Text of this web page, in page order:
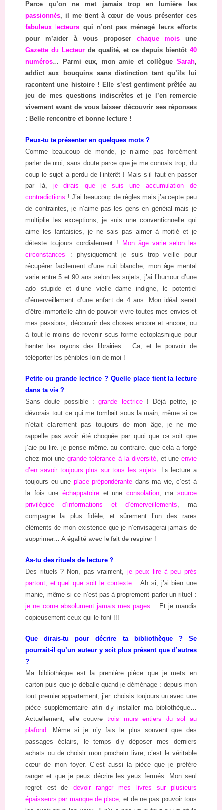
Parce qu’on ne met jamais trop en lumière les
passionnés, il me tient à cœur de vous présenter ces
fabuleux lecteurs qui n’ont pas ménagé leurs efforts
pour m’aider à vous proposer chaque moisune
Gazette du Lecteurde qualité, et ce depuis bientôt 40
numéros… Parmi eux, mon amie et collègue Sarah,
addict aux bouquins sans distinction tant qu’ils lui
racontent une histoire ! Elle s’est gentiment prêtée au
jeu de mes questions indiscrètes et je l’en remercie
vivement avant de vous laisser découvrir ses réponses
: Belle rencontre et bonne lecture !
Peux-tu te présenter en quelques mots ?
Comme beaucoup de monde, je n’aime pas forcément
parler de moi, sans doute parce que je me connais trop, du
coup le sujet a perdu de l’intérêt ! Mais s’il faut en passer
par là, je dirais que je suis une accumulation de
contradictions ! J’ai beaucoup de règles mais j’accepte peu
de contraintes, je n’aime pas les gens en général mais je
multiplie les exceptions, je suis une conventionnelle qui
aime les fantaisies, je ne sais pas aimer à moitié et je
déteste toujours cordialement !
Mon âge varie selon les
circonstances : physiquement je suis trop vieille pour
récupérer facilement d’une nuit blanche, mon âge mental
varie entre 5 et 90 ans selon les sujets, j’ai l’humour d’une
ado stupide et d’une vielle dame indigne, le potentiel
d’émerveillement d’une enfant de 4 ans. Mon idéal serait
d’être immortelle afin de pouvoir vivre toutes mes envies et
mes passions, découvrir des choses encore et encore, ou
à tout le moins de revenir sous forme ectoplasmique pour
hanter les rayons des librairies… Ca, et le pouvoir de
téléporter les pénibles loin de moi !
Petite ou grande lectrice ? Quelle place tient la lecture
dans ta vie ?
Sans doute possible :grande lectrice! Déjà petite, je
dévorais tout ce qui me tombait sous la main, même si ce
n’était clairement pas toujours de mon âge, je ne me
rappelle pas avoir été choquée par quoi que ce soit que
j’aie pu lire, je pense même, au contraire, que cela a forgé
chez moi une grande tolérance à la diversité, et une envie
d’en savoir toujours plus sur tous les sujets. La lecture a
toujours eu une place prépondérante dans ma vie, c’est à
la fois une échappatoireet une consolation, ma source
privilégiée d’informations et d’émerveillements, ma
compagne la plus fidèle, et sûrement l’un des rares
éléments de mon existence que je n’envisagerai jamais de
supprimer… A égalité avec le fait de respirer !
As-tu des rituels de lecture ?
Des rituels ? Non, pas vraiment, je peux lire à peu près
partout, et quel que soit le contexte… Ah si, j’ai bien une
manie, même si ce n’est pas à proprement parler un rituel :
je ne corne absolument jamais mes pages… Et je maudis
copieusement ceux qui le font !!!
Que dirais-tu pour décrire ta bibliothèque ? Se
pourrait-il qu’un auteur y soit plus présent que d’autres
?
Ma bibliothèque est la première pièce que je mets en
carton puis que je déballe quand je déménage : depuis mon
tout premier appartement, j’en choisis toujours un avec une
pièce supplémentaire afin d’y installer ma bibliothèque…
Actuellement, elle couvre trois murs entiers du sol au
plafond. Même si je n’y fais le plus souvent que des
passages éclairs, le temps d’y déposer mes derniers
achats ou de choisir mon prochain livre, c’est le véritable
cœur de mon foyer. C’est aussi la pièce que je préfère
ranger et que je peux décrire les yeux fermés. Mon seul
regret est de devoir ranger mes livres sur plusieurs
épaisseurs par manque de place, et de ne pas pouvoir tous